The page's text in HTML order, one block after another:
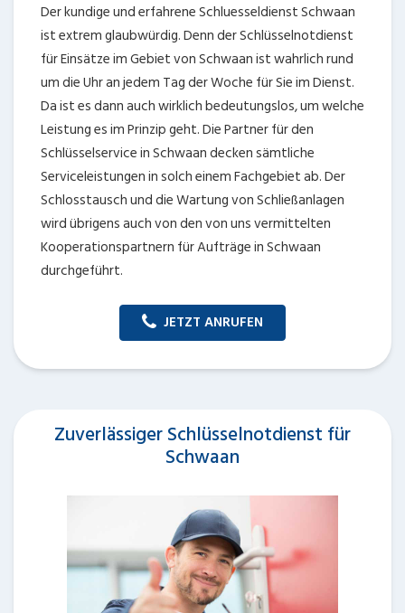
Der kundige und erfahrene Schluesseldienst Schwaan
ist extrem glaubwürdig. Denn der Schlüsselnotdienst
für Einsätze im Gebiet von Schwaan ist wahrlich rund
um die Uhr an jedem Tag der Woche für Sie im Dienst.
Da ist es dann auch wirklich bedeutungslos, um welche
Leistung es im Prinzip geht. Die Partner für den
Schlüsselservice in Schwaan decken sämtliche
Serviceleistungen in solch einem Fachgebiet ab. Der
Schlosstausch und die Wartung von Schließanlagen
wird übrigens auch von den von uns vermittelten
Kooperationspartnern für Aufträge in Schwaan
durchgeführt.
JETZT ANRUFEN
Zuverlässiger Schlüsselnotdienst für
Schwaan